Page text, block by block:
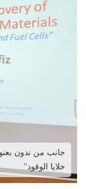
جانب من ندون
خلايا الوقود"